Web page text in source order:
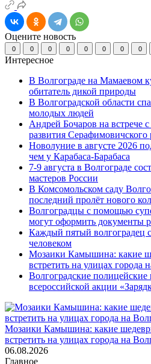
Оцените новость
0 0 0 0 0 0 0 0
Интересное
В Волгограде на Мамаевом
обитатель дикой природы
В Волгоградской области
молодых людей
Андрей Бочаров на встрече
развития Серафимовичского
Новолуние в августе 2026
чем у Карабаса-Барабаса
7-9 августа в Волгограде
мастеров России
В Комсомольском саду
последний пролёт нового
Волгоградцы с помощью
могут оформить документы
Каждый пятый волгоградец
человеком
Мозаики Камышина: какие
встретить на улицах города
Волгоградские
всероссийской акции
Мозаики Камышина: какие
встретить на улицах города на
06.08.2026
Главное